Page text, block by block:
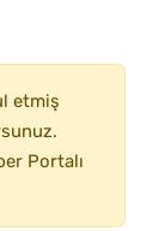
etmiş
Portalı